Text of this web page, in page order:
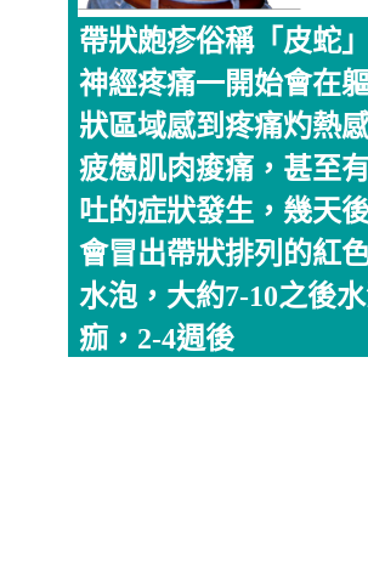
帶狀皰疹俗稱「皮蛇
神經疼痛一開始會在
狀區域感到疼痛灼熱
疲憊肌肉痠痛，甚至
吐的症狀發生，幾天
會冒出帶狀排列的紅
水泡，大約7-10之後
痂，2-4週後